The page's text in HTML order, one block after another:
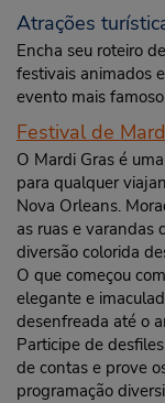
Atrações
Encha seu roteiro
festivais animados
evento mais
Festival de
O Mardi Gras é
para qualquer
Nova Orleans.
as ruas e varandas
diversão colorida
O que começou
elegante e
desenfreada até o
Participe de
de contas e prove
programação